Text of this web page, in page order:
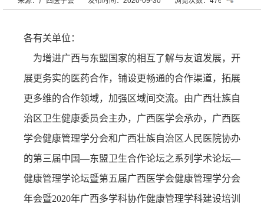
各有关单位：
为增进广西与东盟国家的相互了解与友谊发展，开
展更务实的医药合作，铺设更畅通的合作渠道，拓展
更多维的合作领域，加强区域间交流。由广西壮族自
治区卫生健康委员会主办，广西医学会承办，广西医
学会健康管理学分会和广西壮族自治区人民医院协办
的第三届中国—东盟卫生合作论坛之系列学术论坛—
健康管理学论坛暨第五届广西医学会健康管理学分会
年会暨2020年广西多学科协作健康管理学科建设培训